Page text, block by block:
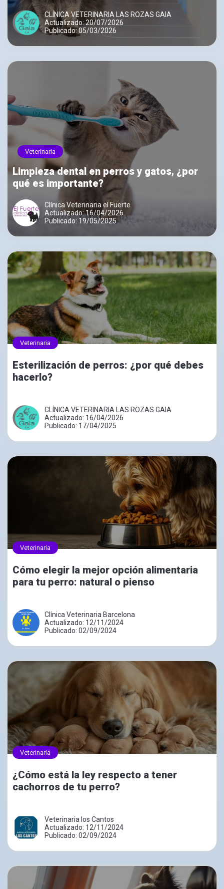
debes ignorar
CLÍNICA VETERINARIA LAS ROZAS GAIA
Actualizado: 20/07/2026
Publicado: 05/03/2026
Veterinaria
Limpieza dental en perros y gatos, ¿por
qué es importante?
Clínica Veterinaria el Fuerte
Actualizado: 16/04/2026
Publicado: 19/05/2025
Veterinaria
Esterilización de perros: ¿por qué debes
hacerlo?
CLÍNICA VETERINARIA LAS ROZAS GAIA
Actualizado: 16/04/2026
Publicado: 17/04/2025
Veterinaria
Cómo elegir la mejor opción alimentaria
para tu perro: natural o pienso
Clínica Veterinaria Barcelona
Actualizado: 12/11/2024
Publicado: 02/09/2024
Veterinaria
¿Cómo está la ley respecto a tener
cachorros de tu perro?
Veterinaria los Cantos
Actualizado: 12/11/2024
Publicado: 02/09/2024